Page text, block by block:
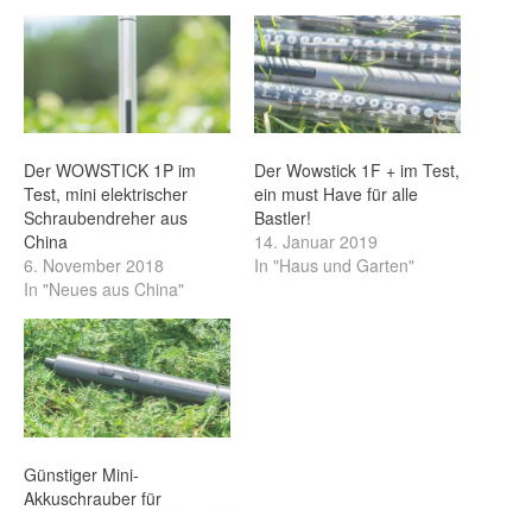
Der WOWSTICK 1P im
Test, mini elektrischer
Schraubendreher aus
China
6. November 2018
In "Neues aus China"
Der Wowstick 1F + im Test,
ein must Have für alle
Bastler!
14. Januar 2019
In "Haus und Garten"
Günstiger Mini-
Akkuschrauber für